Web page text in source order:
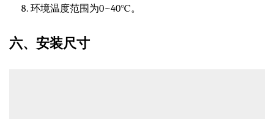
环境温度范围为0~40℃。
六、安装尺寸